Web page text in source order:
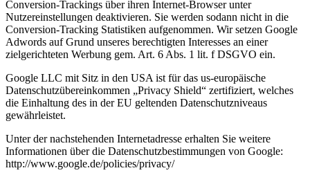
Conversion-Trackings über ihren Internet-Browser unter
Nutzereinstellungen deaktivieren. Sie werden sodann nicht in die
Conversion-Tracking Statistiken aufgenommen. Wir setzen Google
Adwords auf Grund unseres berechtigten Interesses an einer
zielgerichteten Werbung gem. Art. 6 Abs. 1 lit. f DSGVO ein.
Google LLC mit Sitz in den USA ist für das us-europäische
Datenschutzübereinkommen „Privacy Shield“ zertifiziert, welches
die Einhaltung des in der EU geltenden Datenschutzniveaus
gewährleistet.
Unter der nachstehenden Internetadresse erhalten Sie weitere
Informationen über die Datenschutzbestimmungen von Google:
http://www.google.de/policies/privacy/